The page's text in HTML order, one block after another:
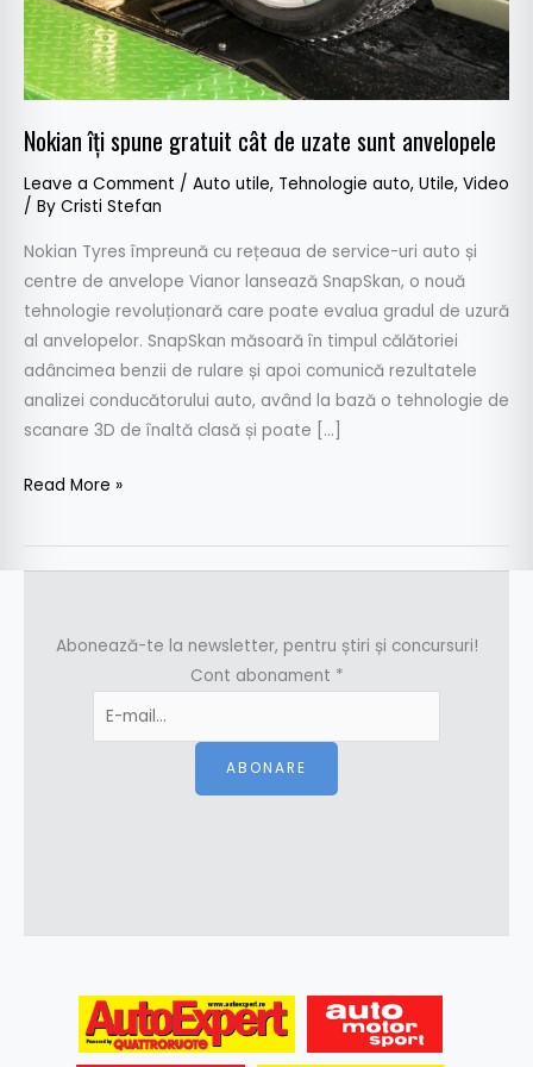
Nokian îți spune gratuit cât de uzate sunt anvelopele
Leave a Comment / Auto utile, Tehnologie auto, Utile, Video
/ By Cristi Stefan
Nokian Tyres împreună cu rețeaua de service-uri auto și
centre de anvelope Vianor lansează SnapSkan, o nouă
tehnologie revoluționară care poate evalua gradul de uzură
al anvelopelor. SnapSkan măsoară în timpul călătoriei
adâncimea benzii de rulare și apoi comunică rezultatele
analizei conducătorului auto, având la bază o tehnologie de
scanare 3D de înaltă clasă și poate […]
sunt
anvelopele
Read More »
Abonează-te la newsletter, pentru știri și concursuri!
Cont abonament *
ABONARE